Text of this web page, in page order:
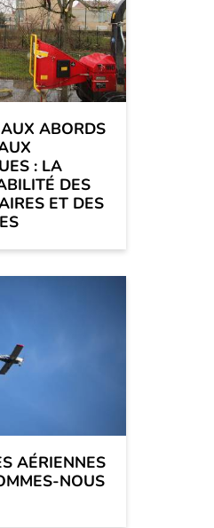
ABORDS
: LA
DES
ET DES
AÉRIENNES
NOUS